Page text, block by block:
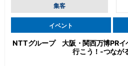
集客
イベント
NTTグループ 大阪・関西万博PRイ
行こう！-つなが